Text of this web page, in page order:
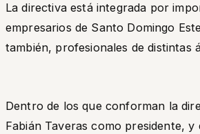
La directiva está integrada por
empresarios de Santo Domingo
también, profesionales de distintas
Dentro de los que conforman la
Fabián Taveras como presidente, y